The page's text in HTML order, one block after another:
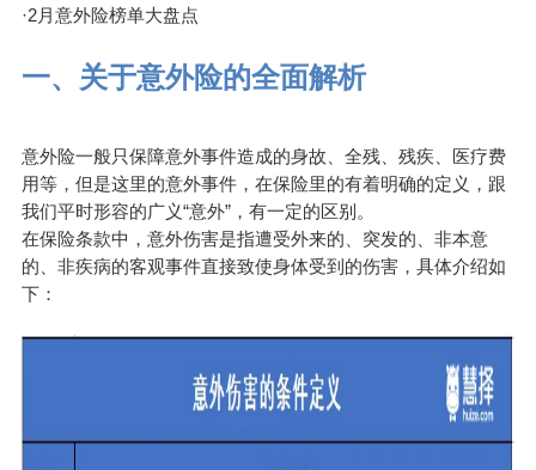
·2月意外险榜单大盘点
一、关于意外险的全面解析
意外险一般只保障意外事件造成的身故、全残、残疾、医疗费
用等，但是这里的意外事件，在保险里的有着明确的定义，跟
我们平时形容的广义“意外”，有一定的区别。
在保险条款中，意外伤害是指遭受外来的、突发的、非本意
的、非疾病的客观事件直接致使身体受到的伤害，具体介绍如
下：